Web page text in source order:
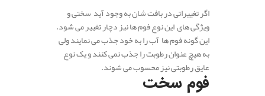
اگر تغییراتی در بافت شان به وجود آید سختی و
ویژگی های این نوع فوم ها نیز دچار تغییر می شود.
این گونه فوم ها آب را به خود جذب می‌ نمایند ولی
به هیچ عنوان رطوبت را جذب نمی کنند و یک نوع
عایق رطوبتی نیز محسوب می شوند.
فوم سخت